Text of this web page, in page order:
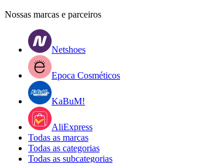
Nossas marcas e parceiros
Netshoes
Epoca Cosméticos
KaBuM!
AliExpress
Todas as marcas
Todas as categorias
Todas as subcategorias